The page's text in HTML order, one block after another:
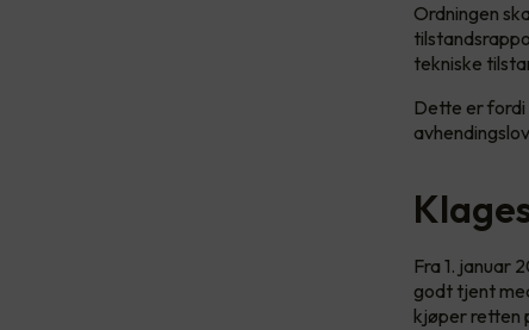
Ordningen
tekniske
Dette er
Fra 1. januar
godt tjent
kjøper retten